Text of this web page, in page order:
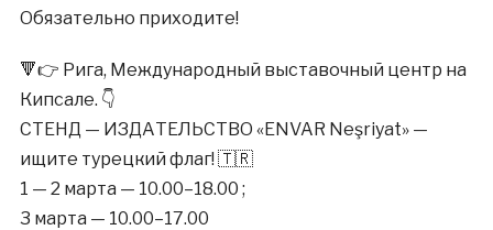
Обязательно приходите!
🔻👉 Рига, Международный выставочный центр на
Кипсале. 👇
СТЕНД — ИЗДАТЕЛЬСТВО «ENVAR Neşriyat» —
ищите турецкий флаг! 🇹🇷
1 — 2 марта — 10.00–18.00 ;
3 марта — 10.00–17.00